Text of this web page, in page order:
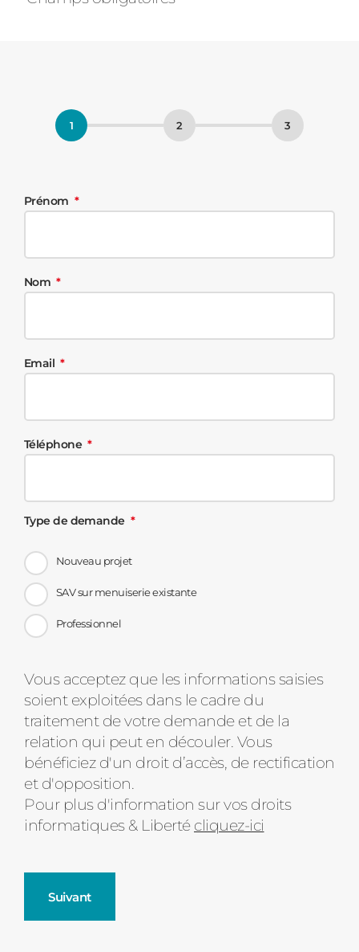
Prénom
Nom
Email
Téléphone
Type de demande
Nouveau projet
SAV sur menuiserie existante
Professionnel
Message
d'état
Vous acceptez que les informations saisies
soient exploitées dans le cadre du
traitement de votre demande et de la
relation qui peut en découler. Vous
bénéficiez d'un droit d’accès, de rectification
et d'opposition.
Pour plus d'information sur vos droits
informatiques & Liberté cliquez-ici
Suivant